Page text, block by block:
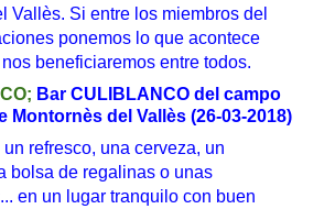
Vallès. Si entre los miembros del
ponemos lo que acontece
beneficiaremos entre todos.
; Bar CULIBLANCO del campo
Montornès del Vallès (26-03-2018)
un refresco, una cerveza, un
bolsa de regalinas o unas
en un lugar tranquilo con buen